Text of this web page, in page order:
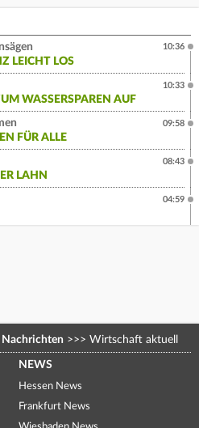
LEICHT LOS
10:36
WASSERSPAREN AUF
10:33
FÜR ALLE
09:58
LAHN
08:43
04:59
Nachrichten >>> Wirtschaft aktuell
NEWS
Hessen News
Frankfurt News